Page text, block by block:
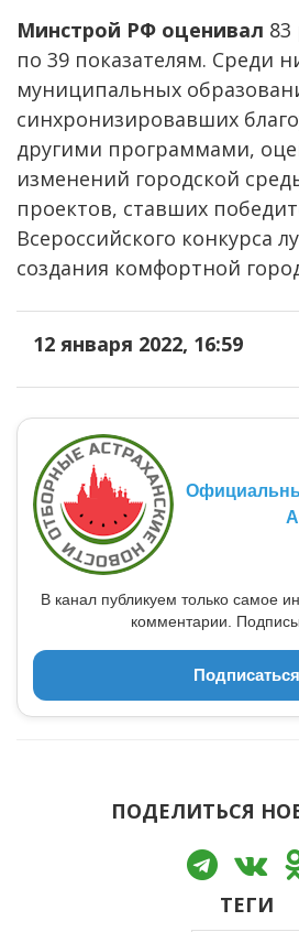
Минстрой РФ оценивал 83
по 39 показателям. Среди
муниципальных
синхронизировавших
другими программами,
изменений городской
проектов, ставших
Всероссийского конкурса
создания комфортной
12 января 2022, 16:59
В канал публикуем только самое
комментарии.
Подписаться
ПОДЕЛИТЬСЯ
ТЕГИ